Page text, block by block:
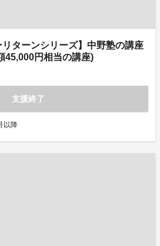
ターンシリーズ】中野塾の講座
45,000円相当の講座)
支援終了
以降